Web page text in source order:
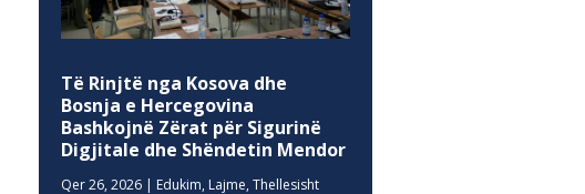
Të Rinjtë nga Kosova dhe
Bosnja e Hercegovina
Bashkojnë Zërat për Sigurinë
Digjitale dhe Shëndetin Mendor
Qer 26, 2026 | Edukim, Lajme,Thellesisht